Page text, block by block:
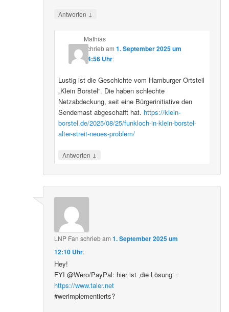
Antworten ↓
Mathias
schriebam 1. September 2025 um
14:56 Uhr:
Lustig ist die Geschichte vom Hamburger Ortsteil
„Klein Borstel“. Die haben schlechte
Netzabdeckung, seit eine Bürgerinitiative den
Sendemast abgeschafft hat. https://klein-
borstel.de/2025/08/25/funkloch-in-klein-borstel-
alter-streit-neues-problem/
Antworten ↓
LNP Fan schriebam1. September 2025 um
12:10 Uhr:
Hey!
FYI @Wero/PayPal: hier ist ‚die Lösung‘ =
https://www.taler.net
#werimplementierts?